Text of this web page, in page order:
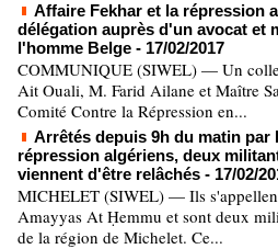
Affaire Fekhar et la répression
délégation auprès d'un avocat et
l'homme Belge - 17/02/2017
COMMUNIQUE (SIWEL) — Un
Ait Ouali, M. Farid Ailane et Maître
Comité Contre la Répression en...
Arrêtés depuis 9h du matin par
répression algériens, deux
viennent d'être relâchés - 17/02/
MICHELET (SIWEL) — Ils
Amayyas At Ḥemmu et sont deux
de la région de Michelet. Ce...